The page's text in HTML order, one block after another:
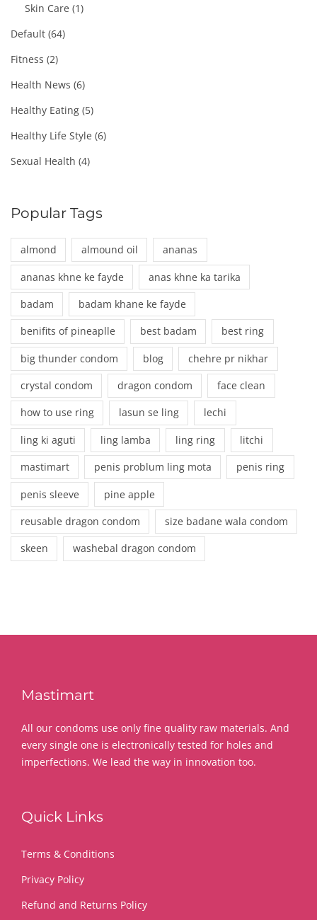
Skin Care (1)
Default (64)
Fitness (2)
Health News (6)
Healthy Eating (5)
Healthy Life Style (6)
Sexual Health (4)
Popular Tags
almond almound oil ananas
ananas khne ke fayde anas khne ka tarika
badam badam khane ke fayde
benifits of pineaplle best badam best ring
big thunder condom blog chehre pr nikhar
crystal condom dragon condom face clean
how to use ring lasun se ling lechi
ling ki aguti ling lamba ling ring litchi
mastimart penis problum ling mota penis ring
penis sleeve pine apple
reusable dragon condom size badane wala condom
skeen washebal dragon condom
Mastimart
All our condoms use only fine quality raw materials. And
every single one is electronically tested for holes and
imperfections. We lead the way in innovation too.
Quick Links
Terms & Conditions
Privacy Policy
Refund and Returns Policy